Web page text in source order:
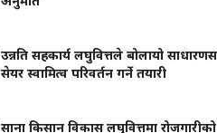
उन्नति सहकार्य लघुवित्तले बोलायो
सेयर स्वामित्व परिवर्तन गर्ने तयारी
साना किसान विकास लघुवित्तमा रोजगारीको